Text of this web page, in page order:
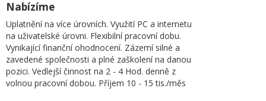
Nabízíme
Uplatnění na více úrovních. Využití PC a internetu
na uživatelské úrovni. Flexibilní pracovní dobu.
Vynikající finanční ohodnocení. Zázemí silné a
zavedené společnosti a plné zaškolení na danou
pozici. Vedlejší činnost na 2 - 4 Hod. denně z
volnou pracovní dobou. Příjem 10 - 15 tis./měs